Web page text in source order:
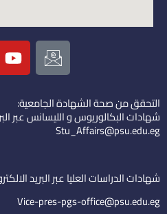
I
c
o
n
-
e
i
l
Y
o
u
u
b
التحقق من صحة الشهادة الجامعية:
شهادات البكالوريوس و الليسانس عبر
Stu_Affairs@psu.edu.eg
شهادات الدراسات العليا عبر البريد
Vice-pres-pgs-office@psu.edu.eg